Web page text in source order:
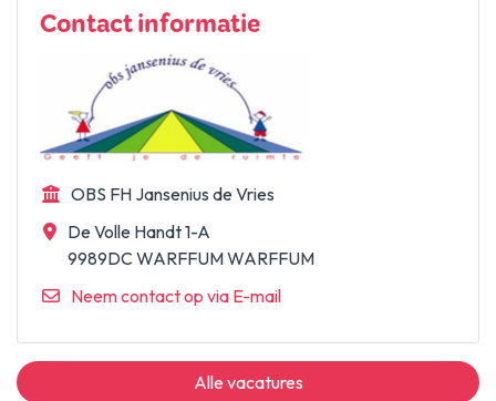
Contact informatie
OBS FH Jansenius de Vries
De Volle Handt 1-A
9989DC WARFFUM WARFFUM
Neem contact op via E-mail
Alle vacatures